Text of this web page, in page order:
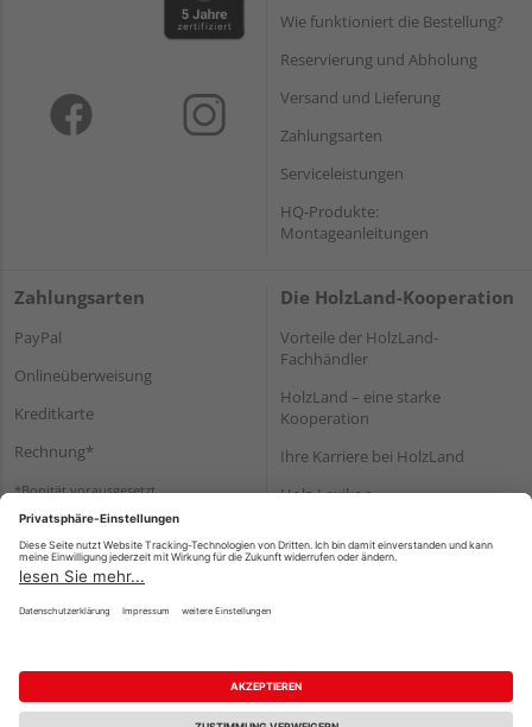
Wie funktioniert die Bestellung?
Reservierung und Abholung
Versand und Lieferung
Zahlungsarten
Serviceleistungen
HQ-Produkte:
Montageanleitungen
Zahlungsarten
PayPal
Onlineüberweisung
Kreditkarte
Rechnung*
*Bonität vorausgesetzt
Die HolzLand-Kooperation
Vorteile der HolzLand-
Fachhändler
HolzLand – eine starke
Kooperation
Ihre Karriere bei HolzLand
Holz-Lexikon
Impressum Datenschutz
Nutzungsbedingungen
Barrierefreiheitserklärung
Vertrag widerrufen